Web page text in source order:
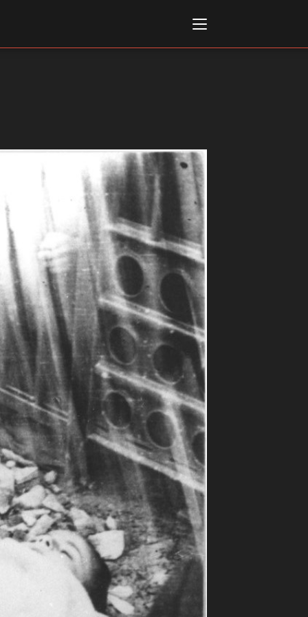
English
MARKETS, AWARDS
Film Festival Rotterdam
Berlin
Cannes
Festival - Bio to B Industry
Festival
d’Arte
Venezia
Film Festival
di Roma
Festival
Accedi al tuo profilo
Nuovo utente
- Scuola e Lavoro
Economici per
lavori in economia